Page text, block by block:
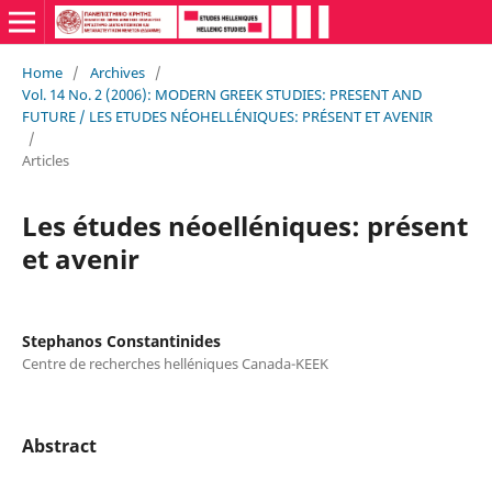
Home / Archives /
Vol. 14 No. 2 (2006): MODERN GREEK STUDIES: PRESENT AND
FUTURE / LES ETUDES NÉOHELLÉNIQUES: PRÉSENT ET AVENIR
/
Articles
Les études néoelléniques: présent
et avenir
Stephanos Constantinides
Centre de recherches helléniques Canada-KEEK
Abstract